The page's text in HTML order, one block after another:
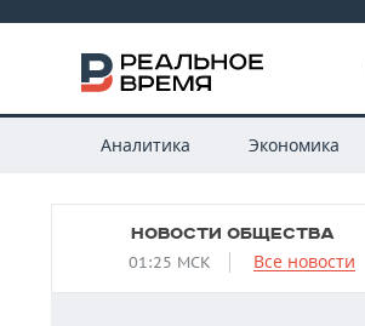
Аналитика Экономика
НОВОСТИ ОБЩЕСТВА
01:25 МСК Все новости